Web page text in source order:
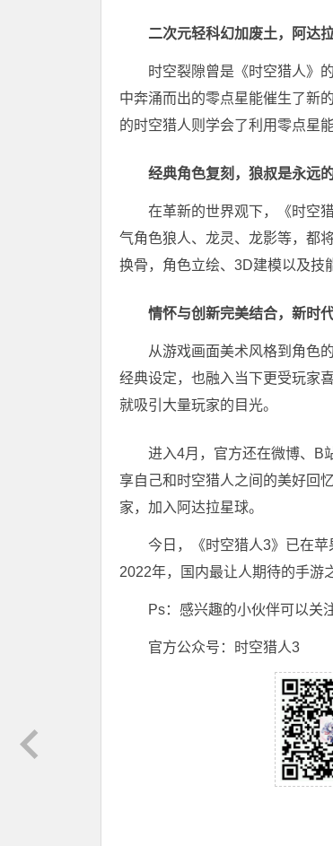
二次元轻科幻加废土，阿达
时空裂隙曾是《时空猎人》
中奔涌而出的零点星能催生了新
的时空猎人则学会了利用零点星
经典角色复刻，狼叔是永远
在革新的世界观下，《时空
气角色狼人、龙灵、龙影等，都
换骨，角色立绘、3D建模以及技
情怀与创新完美结合，新时
从游戏画面美术风格到角色
经典设定，也融入当下更受玩家
就吸引大量玩家的目光。
进入4月，官方还在微博、B
享自己和时空猎人之间的美好回
家，加入阿达拉星球。
今日，《时空猎人3》已在
2022年，国内最让人期待的手游
Ps：感兴趣的小伙伴可以关
官方公众号：时空猎人3